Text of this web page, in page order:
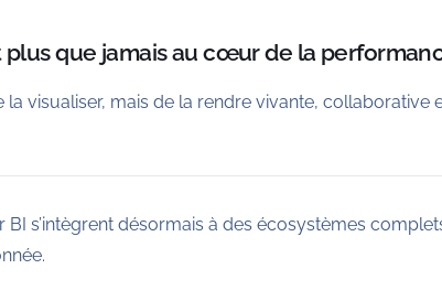
plus que jamais au cœur de la
la visualiser, mais de la rendre vivante,
BI s’intègrent désormais à des écosystèmes